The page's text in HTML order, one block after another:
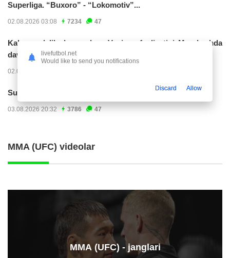
Superliga. “Buxoro” - “Lokomotiv”...
02.08.2026 03:08 7234 47
Kabo-verdelik darvozabon Vozinya faoliyatini Marokashda
davom ettirishi...
02.08.2026 01:08
Superliga. "Dinamo" – "Neftchi" (matnli...
03.08.2026 20:32 3786 47
MMA (UFC) videolar
ММА (UFC) - janglari
livefutbol.net
Would like to send you notifications
Discard Allow